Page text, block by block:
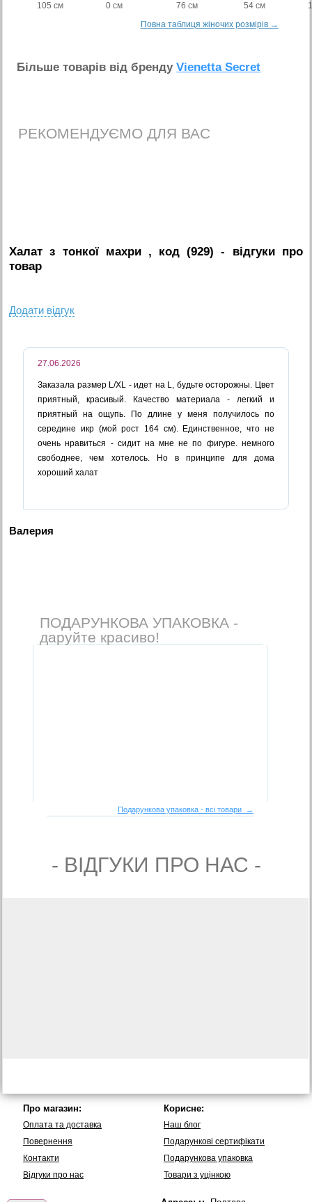
105 см 0 см 76 см 54 см
Повна таблиця жіночих розмірів →
Бiльше товарiв вiд брендуVienetta Secret
РЕКОМЕНДУЄМО ДЛЯ ВАС
Халат з тонкої махри , код (929) - вiдгуки про
товар
Додати вiдгук
27.06.2026
Заказала размер L/XL - идет на L, будьте осторожны. Цвет
приятный, красивый. Качество материала - легкий и
приятный на ощупь. По длине у меня получилось по
середине икр (мой рост 164 см). Единственное, что не
очень нравиться - сидит на мне не по фигуре. немного
свободнее, чем хотелось. Но в принципе для дома
хороший халат
Валерия
ПОДАРУНКОВА УПАКОВКА -
даруйте красиво!
Подарункова упаковка - всі товари →
- ВIДГУКИ ПРО НАС -
Про магазин:
Оплата та доставка
Повернення
Контакти
Вiдгуки про нас
Корисне:
Наш блог
Подарункові сертифікати
Подарункова упаковка
Товари з уцінкою